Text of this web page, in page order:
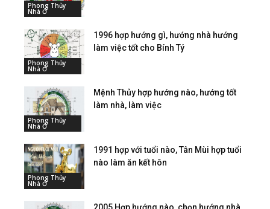
Phong Thủy
Nhà Ở
Phong Thủy
Nhà Ở
1996 hợp hướng gì, hướng nhà hướng
làm việc tốt cho Bính Tý
Phong Thủy
Nhà Ở
Mệnh Thủy hợp hướng nào, hướng tốt
làm nhà, làm việc
Phong Thủy
Nhà Ở
1991 hợp với tuổi nào, Tân Mùi hợp tuổi
nào làm ăn kết hôn